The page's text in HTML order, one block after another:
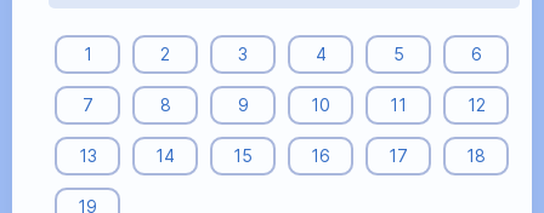
1 2 3 4 5 6
7 8 9 10 11 12
13 14 15 16 17 18
19